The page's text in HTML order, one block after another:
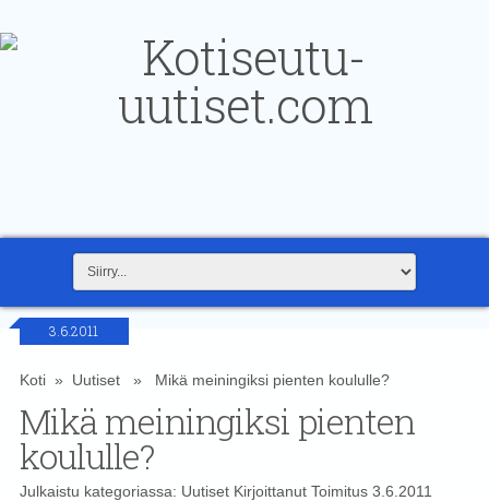
3.6.2011
Koti» Uutiset» Mikä meiningiksi pienten koululle?
Mikä meiningiksi pienten
koululle?
Julkaistu kategoriassa: UutisetKirjoittanut Toimitus3.6.2011